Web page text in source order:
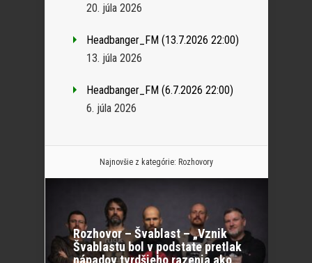
20. júla 2026
Headbanger_FM (13.7.2026 22:00)
13. júla 2026
Headbanger_FM (6.7.2026 22:00)
6. júla 2026
Najnovšie z kategórie: Rozhovory
Rozhovor – Švablast – „Vznik
Švablastu bol v podstate pretlak
nápadov tvrdšieho razenia ako